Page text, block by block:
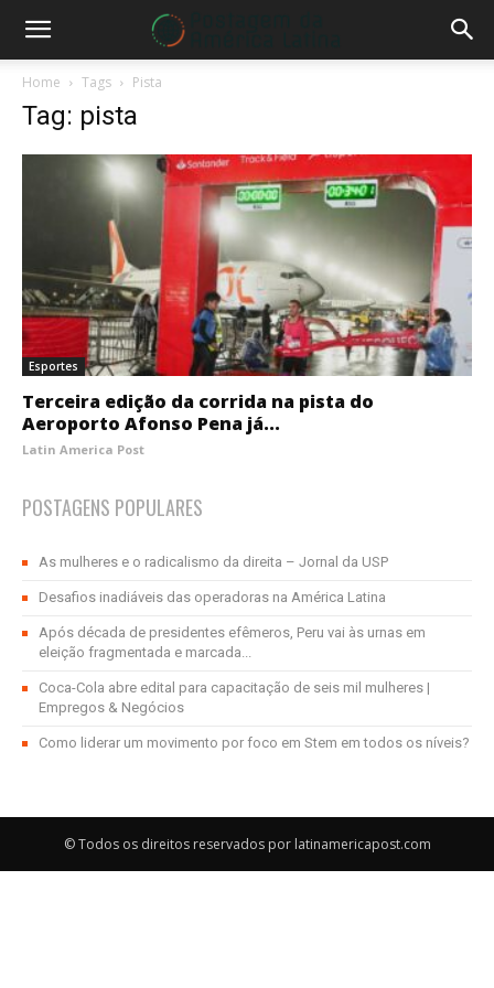
Home Tags Pista
Tag: pista
Esportes
Terceira edição da corrida na pista do
Aeroporto Afonso Pena já...
Latin America Post
POSTAGENS POPULARES
As mulheres e o radicalismo da direita – Jornal da USP
Desafios inadiáveis das operadoras na América Latina
Após década de presidentes efêmeros, Peru vai às urnas em
eleição fragmentada e marcada...
Coca-Cola abre edital para capacitação de seis mil mulheres |
Empregos & Negócios
Como liderar um movimento por foco em Stem em todos os níveis?
© Todos os direitos reservados por latinamericapost.com